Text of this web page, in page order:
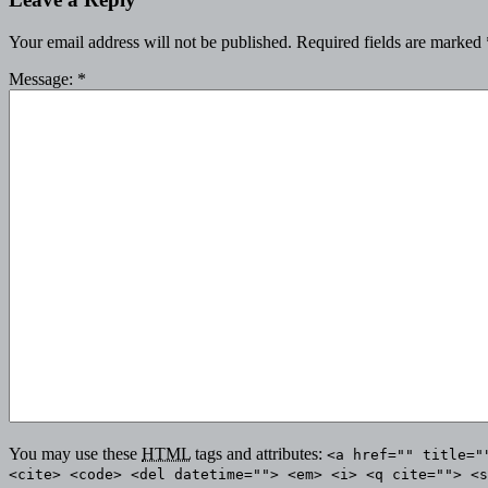
Your email address will not be published. Required fields are marked
Message: *
You may use these HTML tags and attributes: <a href=""
<cite> <code> <del datetime=""> <em> <i> <q cite="">